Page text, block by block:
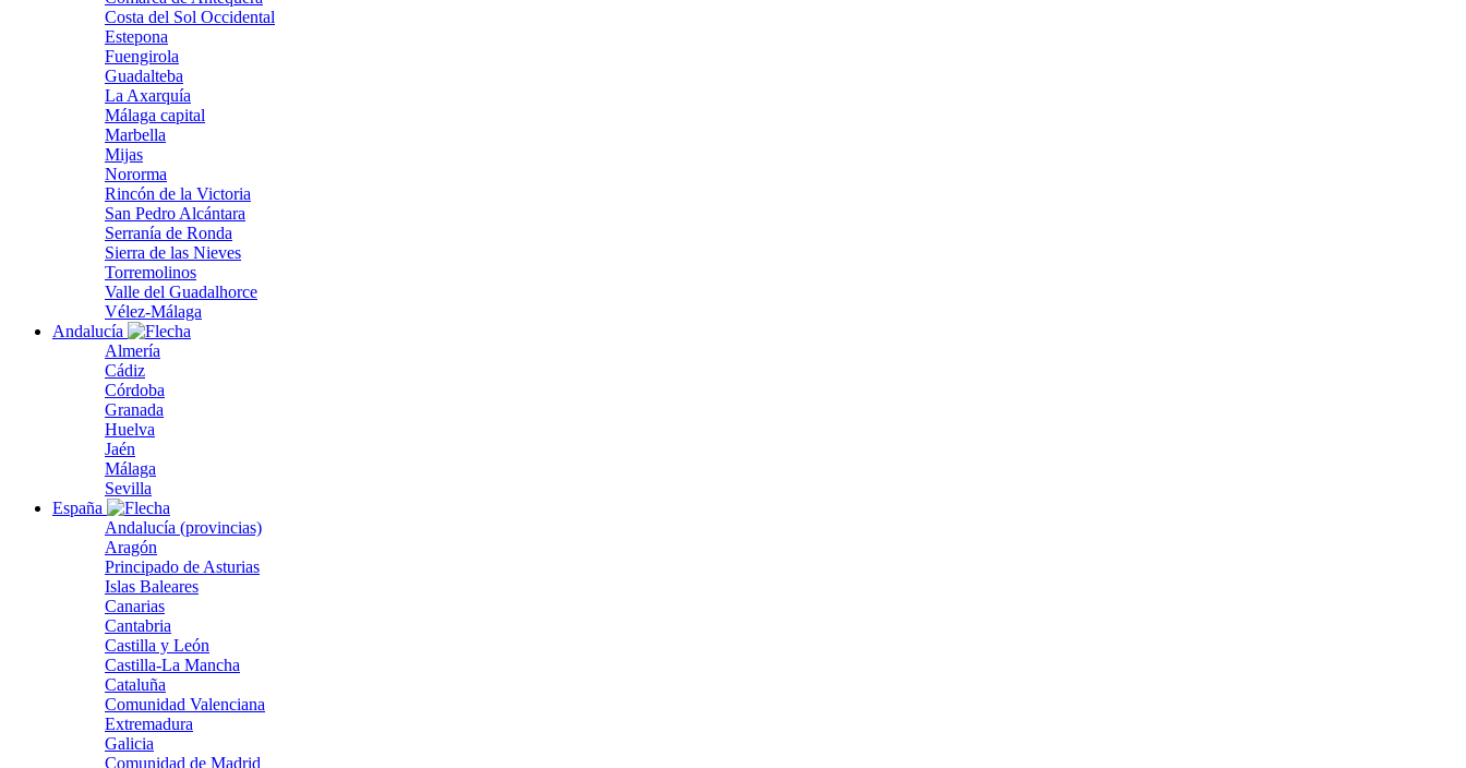
Costa del Sol Occidental
Estepona
Fuengirola
Guadalteba
La Axarquía
Málaga capital
Marbella
Mijas
Nororma
Rincón de la Victoria
San Pedro Alcántara
Serranía de Ronda
Sierra de las Nieves
Torremolinos
Valle del Guadalhorce
Vélez-Málaga
Andalucía
Almería
Cádiz
Córdoba
Granada
Huelva
Jaén
Málaga
Sevilla
España
Andalucía (provincias)
Aragón
Principado de Asturias
Islas Baleares
Canarias
Cantabria
Castilla y León
Castilla-La Mancha
Cataluña
Comunidad Valenciana
Extremadura
Galicia
Comunidad de Madrid